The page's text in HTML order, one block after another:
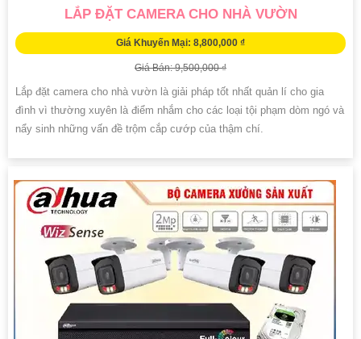
LẮP ĐẶT CAMERA CHO NHÀ VƯỜN
Giá Khuyến Mại: 8,800,000 ₫
Giá Bán: 9,500,000 ₫
Lắp đặt camera cho nhà vườn là giải pháp tốt nhất quản lí cho gia
đình vì thường xuyên là điểm nhắm cho các loại tội phạm dòm ngó và
nẩy sinh những vấn đề trộm cắp cướp của thậm chí.